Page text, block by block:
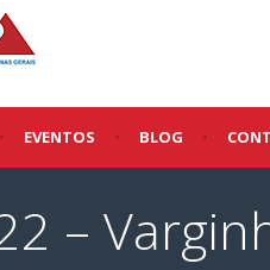
• EVENTOS • BLOG •
–